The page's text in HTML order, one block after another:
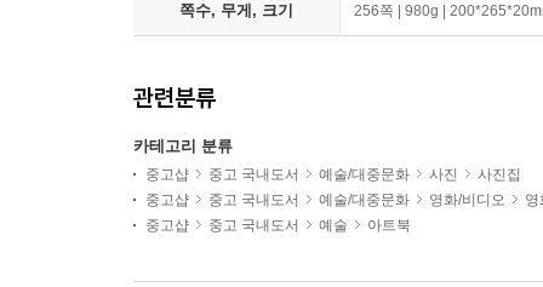
쪽수, 무게, 크기 256쪽 | 980g |
관련분류
카테고리 분류
중고샵 중고 국내도서 예술/대중문화 사진
사진집
중고샵
중고 국내도서 예술/대중문화 영화/비디오
영
중고샵
중고 국내도서 예술 아트북